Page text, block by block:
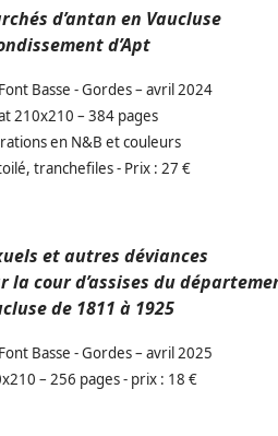
d’antan en Vaucluse
d’Apt
Basse - Gordes – avril 2024
210x210 – 384 pages
en N&B et couleurs
tranchefiles - Prix : 27 €
et autres déviances
cour d’assises du
de 1811 à 1925
Basse - Gordes – avril 2025
– 256 pages - prix : 18 €